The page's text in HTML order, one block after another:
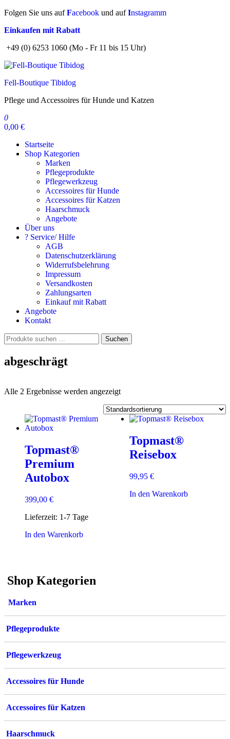
Zum
springen
Folgen Sie uns aufFacebook und aufInstagramm
Einkaufen mit Rabatt
+49 (0) 6253 1060 (Mo - Fr 11 bis 15 Uhr)
Fell-Boutique Tibidog
Pflege und Accessoires für Hunde und Katzen
0
0,00 €
Startseite
Shop Kategorien
Marken
Pflegeprodukte
Pflegewerkzeug
Accessoires für Hunde
Accessoires für Katzen
Haarschmuck
Angebote
Über uns
? Service/ Hilfe
AGB
Datenschutzerklärung
Widerrufsbelehrung
Impressum
Versandkosten
Zahlungsarten
Einkauf mit Rabatt
Angebote
Kontakt
Suchen
nach:
Suchen
abgeschrägt
Alle 2 Ergebnisse werden angezeigt
Topmast®
Premium
Autobox
399,00 €
Lieferzeit: 1-7 Tage
In den Warenkorb
Topmast®
Reisebox
99,95 €
In den Warenkorb
Shop Kategorien
Marken
Pflegeprodukte
Pflegewerkzeug
Accessoires für Hunde
Accessoires für Katzen
Haarschmuck